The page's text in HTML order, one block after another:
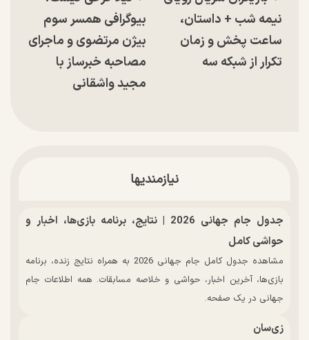
نیمه شب + داستان،
ساعت پخش و زمان
تکرار از شبکه سه
بیوگرافی همسر سوم
بیژن مرتضوی و ماجرای
مصاحبه خبرساز با
مجید واشقانی
نیازمندیها
جدول جام جهانی 2026 | نتایج، برنامه بازی‌ها، اخبار و
حواشی کامل
مشاهده جدول کامل جام جهانی 2026 به همراه نتایج زنده، برنامه
بازی‌ها، آخرین اخبار، حواشی و خلاصه مسابقات. همه اطلاعات جام
جهانی در یک صفحه.
زی‌سان